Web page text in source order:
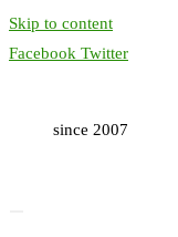
Skip to content
Facebook Twitter
since 2007